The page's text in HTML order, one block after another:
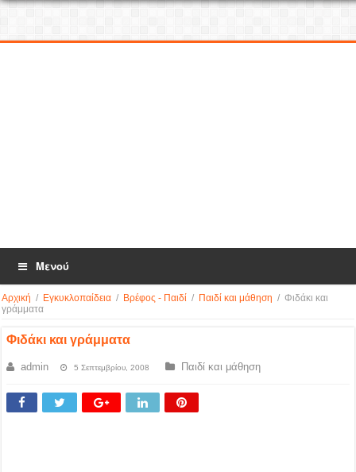
Μενού
Αρχική / Εγκυκλοπαίδεια / Βρέφος - Παιδί / Παιδί και μάθηση / Φιδάκι και
γράμματα
Φιδάκι και γράμματα
admin 5 Σεπτεμβρίου, 2008 Παιδί και μάθηση